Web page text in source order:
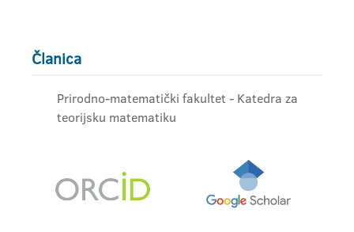
Članica
Prirodno-matematički fakultet - Katedra za
teorijsku matematiku